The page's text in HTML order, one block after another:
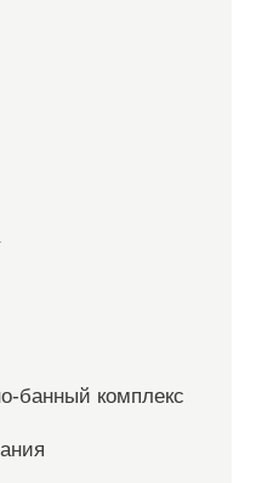
банный комплекс